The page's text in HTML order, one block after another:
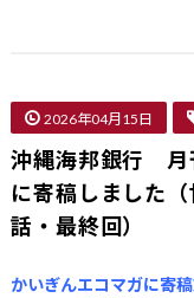
2026年04月15日
沖縄海邦銀行 月
に寄稿しました
話・最終回）
かいぎんエコマガに寄